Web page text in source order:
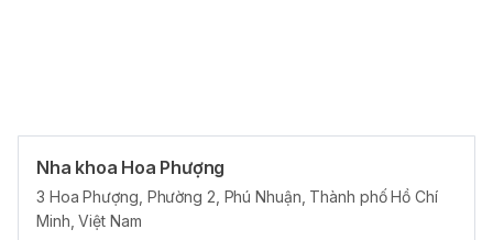
Nha khoa Hoa Phượng
3 Hoa Phượng, Phường 2, Phú Nhuận, Thành phố Hồ Chí
Minh, Việt Nam
Giờ làm việc
Thứ Hai